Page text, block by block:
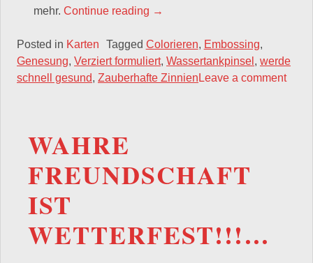
mehr. Continue reading „Zauberhafte Zinnien –
→
Posted in Karten Tagged Colorieren, Embossing,
Genesung, Verziert formuliert, Wassertankpinsel , werde
schnell gesund, Zauberhafte Zinnien Leave a comment
WAHRE
FREUNDSCHAFT
IST
WETTERFEST!!!…